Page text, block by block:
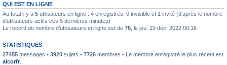
QUI EST EN LIGNE
Au total il y a 5 utilisateurs en ligne : 4 enregistrés, 0 invisible et 1 invité (d’après le nombre
d’utilisateurs actifs ces 5 dernières minutes)
Le record du nombre d’utilisateurs en ligne est de 76 , le jeu. 29 déc. 2022 00:16
STATISTIQUES
27455 messages • 3920 sujets • 7726 membres • Le membre enregistré le plus récent est
alcorfr.